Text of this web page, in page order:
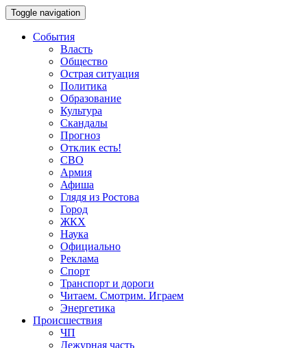
Toggle navigation
События
Власть
Общество
Острая ситуация
Политика
Образование
Культура
Скандалы
Прогноз
Отклик есть!
СВО
Армия
Афиша
Глядя из Ростова
Город
ЖКХ
Наука
Официально
Реклама
Спорт
Транспорт и дороги
Читаем. Смотрим. Играем
Энергетика
Происшествия
ЧП
Дежурная часть